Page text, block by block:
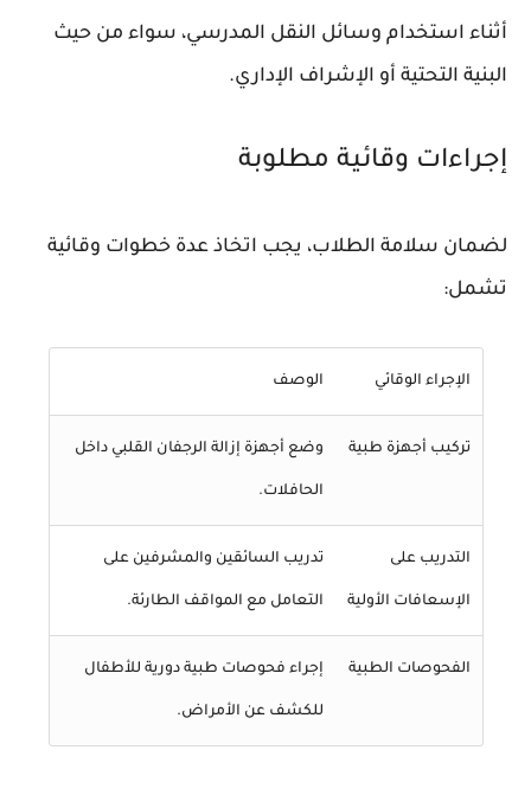
أثناء استخدام وسائل النقل المدرسي، سواء من حيث
البنية التحتية أو الإشراف الإداري.
إجراءات وقائية مطلوبة
لضمان سلامة الطلاب، يجب اتخاذ عدة خطوات وقائية
تشمل:
الإجراء الوقائي الوصف
تركيب أجهزة طبية وضع أجهزة إزالة الرجفان القلبي داخل
الحافلات.
التدريب على
الإسعافات الأولية
تدريب السائقين والمشرفين على
التعامل مع المواقف الطارئة.
الفحوصات الطبية إجراء فحوصات طبية دورية للأطفال
للكشف عن الأمراض.